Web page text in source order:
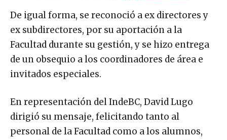
De igual forma, se reconoció a ex directores y
ex subdirectores, por su aportación a la
Facultad durante su gestión, y se hizo entrega
de un obsequio a los coordinadores de área e
invitados especiales.
En representación del IndeBC, David Lugo
dirigió su mensaje, felicitando tanto al
personal de la Facultad como a los alumnos,